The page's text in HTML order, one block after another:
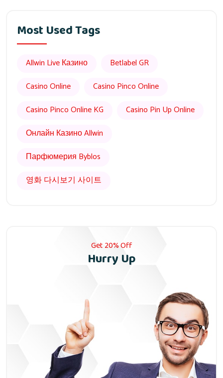
Most Used Tags
Allwin Live Казино
Betlabel GR
Casino Online
Casino Pinco Online
Casino Pinco Online KG
Casino Pin Up Online
Онлайн Казино Allwin
Парфюмерия Byblos
영화 다시보기 사이트
Get 20% Off
Hurry Up